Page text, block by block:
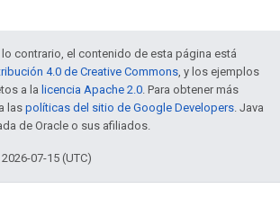
contrario, el contenido de esta página está
4.0 de Creative Commons , y los ejemplos
a la licencia Apache 2.0 . Para obtener más
las políticas del sitio de Google Developers . Java
de Oracle o sus afiliados.
07-15 (UTC)